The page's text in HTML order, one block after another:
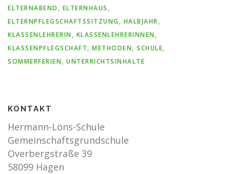
ELTERNABEND , ELTERNHAUS ,
ELTERNPFLEGSCHAFTSSITZUNG, HALBJAHR,
KLASSENLEHRERIN, KLASSENLEHRERINNEN,
KLASSENPFLEGSCHAFT, METHODEN, SCHULE,
SOMMERFERIEN, UNTERRICHTSINHALTE
KONTAKT
Hermann-Löns-Schule
Gemeinschaftsgrundschule
Overbergstraße 39
58099 Hagen